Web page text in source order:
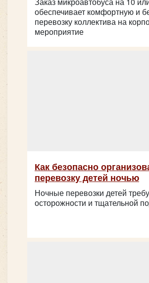
Mercedes Sprinter VIP-
Количество мест:20
Цена от:1800 руб/
обеспечивает комфортную и
перевозку коллектива на
мероприятие
Как безопасно
перевозку детей ночью
Ночные перевозки детей
осторожности и тщательной